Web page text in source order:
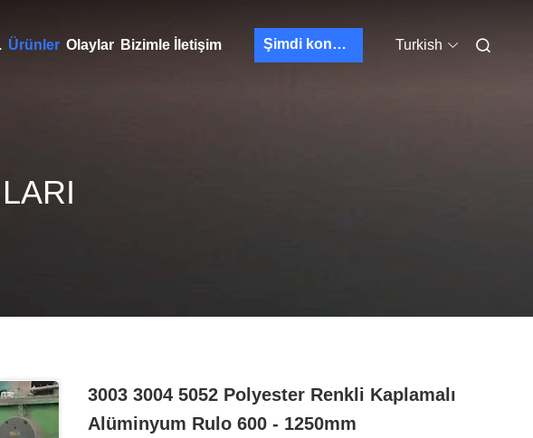
Ürünler Olaylar Bizimle İletişim Şimdi konuşalım. Turkish
3003 3004 5052 Polyester Renkli Kaplamalı
Alüminyum Rulo 600 - 1250mm